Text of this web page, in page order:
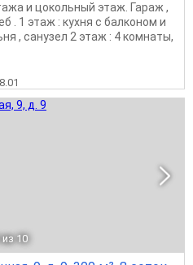
и цокольный этаж. Гараж ,
. 1 этаж : кухня с балконом и
, санузел 2 этаж : 4 комнаты,
из 10